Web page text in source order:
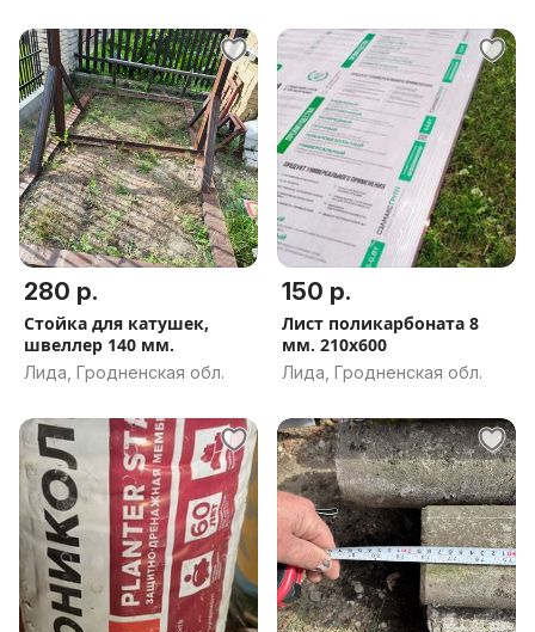
280 р.
Стойка для катушек,
швеллер 140 мм.
Лида, Гродненская обл.
150 р.
Лист поликарбоната 8
мм. 210х600
Лида, Гродненская обл.